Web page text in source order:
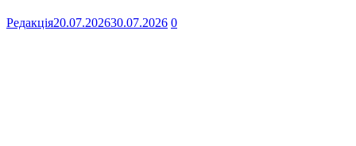
Редакція20.07.202630.07.2026 0